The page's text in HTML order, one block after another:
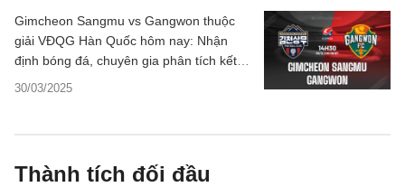
30/03/2025
Gimcheon Sangmu vs Gangwon thuộc
giải VĐQG Hàn Quốc hôm nay: Nhận
định bóng đá, chuyên gia phân tích kết
quả trận đấu, thông tin dự đoán tỷ số.
Thành tích đối đầu